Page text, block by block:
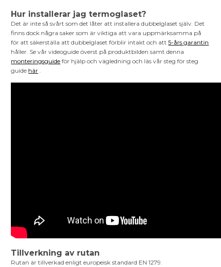
Hur installerar jag termoglaset?
Det är inte så svårt som det låter att installera dubbelglaset själv. Det
finns dock några saker som är viktiga att vara uppmärksamma på
för att säkerställa att dubbelglaset förblir intakt och att5-års garantin
håller. Se vår videoguide överst på produktbilden samt denna
monteringsguide för hjälp och vägledning och läs vår steg för steg
guide här .
Tillverkning av rutan
Rutan är tillverkad enligt europeisk standard EN 1279.